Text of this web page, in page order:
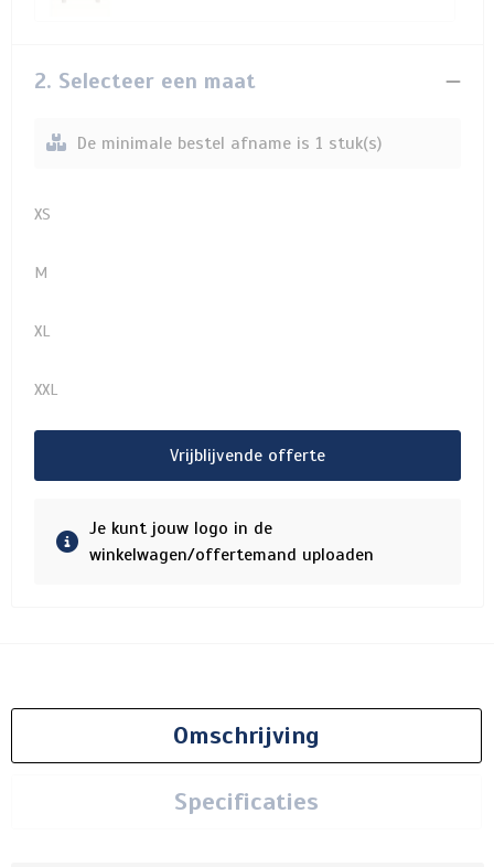
2. Selecteer een maat
De minimale bestel afname is 1 stuk(s)
XS
M
XL
XXL
Vrijblijvende offerte
Je kunt jouw logo in de
winkelwagen/offertemand uploaden
Omschrijving
Specificaties